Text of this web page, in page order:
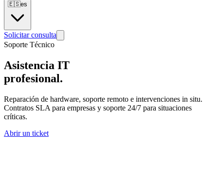
🇪🇸es
Solicitar consulta
Soporte Técnico
Asistencia IT
profesional.
Reparación de hardware, soporte remoto e intervenciones in situ.
Contratos SLA para empresas y soporte 24/7 para situaciones
críticas.
Abrir un ticket